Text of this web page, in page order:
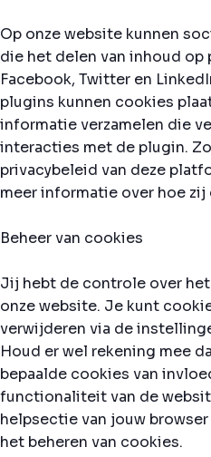
Op onze website kunnen
die het delen van inhoud op
Facebook, Twitter en
plugins kunnen cookies
informatie verzamelen die
interacties met de plugin.
privacybeleid van deze
meer informatie over hoe zij
Beheer van cookies
Jij hebt de controle over
onze website. Je kunt
verwijderen via de
Houd er wel rekening mee
bepaalde cookies van
functionaliteit van de
helpsectie van jouw
het beheren van cookies.